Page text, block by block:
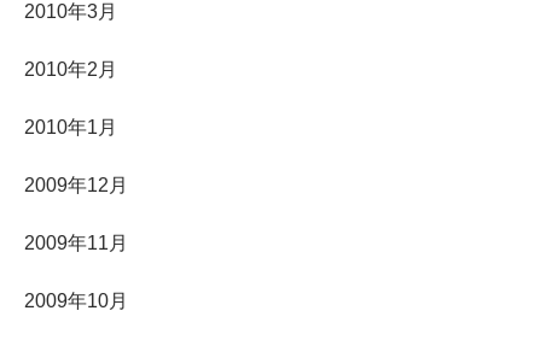
2010年3月
2010年2月
2010年1月
2009年12月
2009年11月
2009年10月